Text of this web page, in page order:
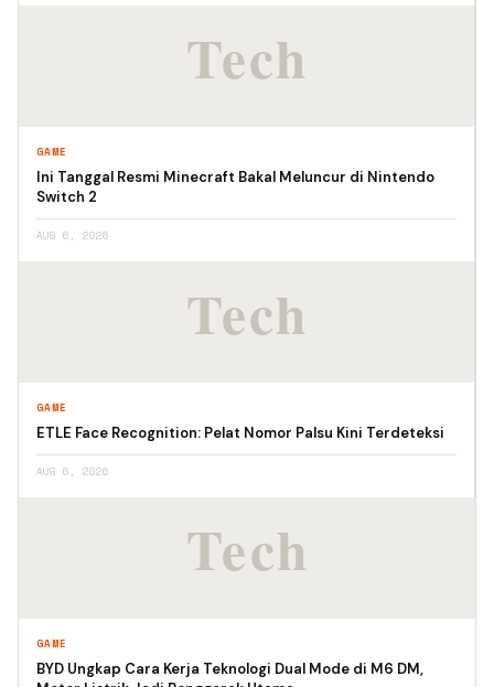
GAME
Ini Tanggal Resmi Minecraft Bakal Meluncur di Nintendo
Switch 2
AUG 6, 2026
GAME
ETLE Face Recognition: Pelat Nomor Palsu Kini Terdeteksi
AUG 6, 2026
GAME
BYD Ungkap Cara Kerja Teknologi Dual Mode di M6 DM,